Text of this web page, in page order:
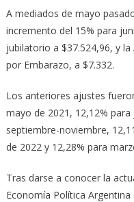
A mediados de mayo
incremento del 15% para
jubilatorio a $37.524,96, y
por Embarazo, a $7.332.
Los anteriores ajustes
mayo de 2021, 12,12%
septiembre-noviembre,
de 2022 y 12,28% para
Tras darse a conocer la
Economía Política